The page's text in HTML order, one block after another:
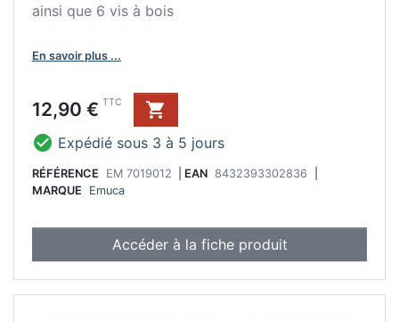
ainsi que 6 vis à bois
En savoir plus ...
Prix
12,90 € TTC

 Expédié sous 3 à 5 jours
RÉFÉRENCE EM 7019012 EAN 8432393302836
MARQUE
Emuca
Accéder à la fiche produit